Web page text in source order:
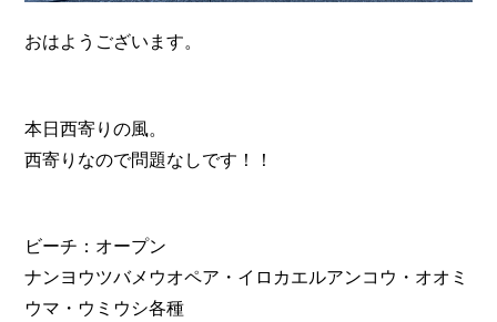
おはようございます。
本日西寄りの風。
西寄りなので問題なしです！！
ビーチ：オープン
ナンヨウツバメウオペア・イロカエルアンコウ・オオミ
ウマ・ウミウシ各種